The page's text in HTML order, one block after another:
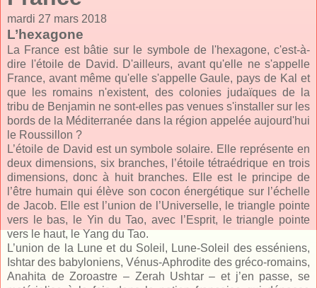
mardi 27 mars 2018
L’hexagone
La France est bâtie sur le symbole de l'hexagone, c'est-à-
dire l'étoile de David. D'ailleurs, avant qu'elle ne s'appelle
France, avant même qu'elle s'appelle Gaule, pays de Kal et
que les romains n'existent, des colonies judaïques de la
tribu de Benjamin ne sont-elles pas venues s'installer sur les
bords de la Méditerranée dans la région appelée aujourd'hui
le Roussillon ?
L’étoile de David est un symbole solaire. Elle représente en
deux dimensions, six branches, l’étoile tétraédrique en trois
dimensions, donc à huit branches. Elle est le principe de
l’être humain qui élève son cocon énergétique sur l’échelle
de Jacob. Elle est l’union de l’Universelle, le triangle pointe
vers le bas, le Yin du Tao, avec l’Esprit, le triangle pointe
vers le haut, le Yang du Tao.
L’union de la Lune et du Soleil, Lune-Soleil des esséniens,
Ishtar des babyloniens, Vénus-Aphrodite des gréco-romains,
Anahita de Zoroastre – Zerah Ushtar – et j’en passe, se